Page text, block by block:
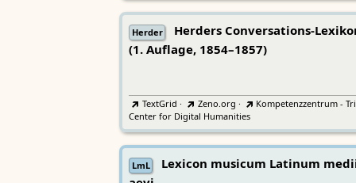
Herder
Herders Conversations-
(1. Auflage, 1854–1857)
TextGrid · Zeno.org ·
Kompetenzzentrum -
Center for Digital Humanities
LmL
Lexicon musicum Latinum